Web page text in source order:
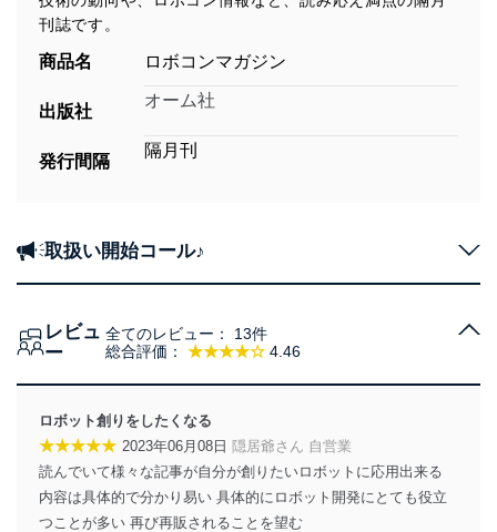
刊誌です。
商品名 ロボコンマガジン
出版社
オーム社
発行間隔
隔月刊
取扱い開始コール♪
レビュ
ー
総合評価： ★★★★☆ 4.46
全てのレビュー： 13件
ロボット創りをしたくなる
★★★★★ 2023年06月08日 隠居爺さん 自営業
読んでいて様々な記事が自分が創りたいロボットに応用出来る
内容は具体的で分かり易い 具体的にロボット開発にとても役立
つことが多い 再び再販されることを望む